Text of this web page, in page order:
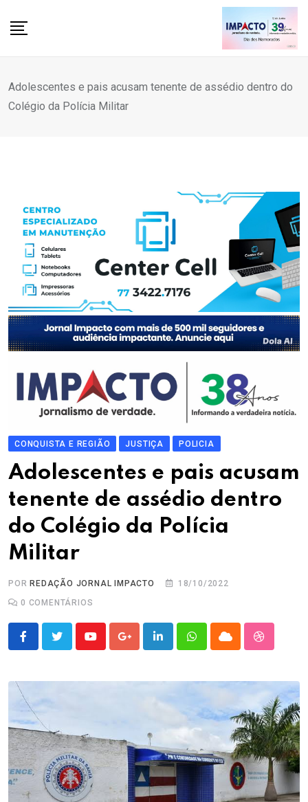
Adolescentes e pais acusam tenente de assédio dentro do
Colégio da Polícia Militar
CONQUISTA E REGIÃO JUSTIÇA POLICIA
Adolescentes e pais acusam
tenente de assédio dentro
do Colégio da Polícia
Militar
POR REDAÇÃO JORNAL IMPACTO
18/10/2022
0 COMENTÁRIOS
YoutubeGoogle+LinkedInWhatsappCloud